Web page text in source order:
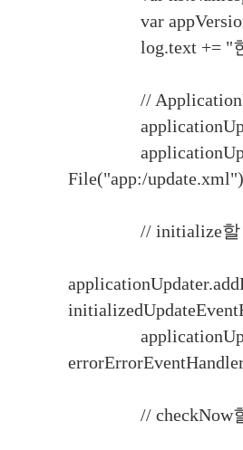
var
log.text += "현재
//
File("app:/
// initialize할
// checkNow할